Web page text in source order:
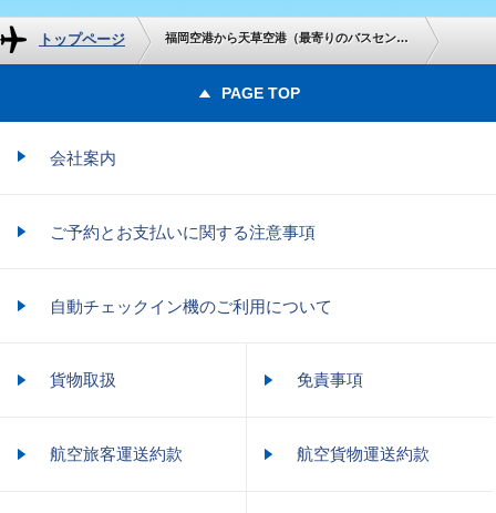
トップページ 福岡空港から天草空港（最寄りのバスセンター）までの地上交通のご案内
PAGE TOP
会社案内
ご予約とお支払いに関する注意事項
自動チェックイン機のご利用について
貨物取扱 免責事項
航空旅客運送約款 航空貨物運送約款